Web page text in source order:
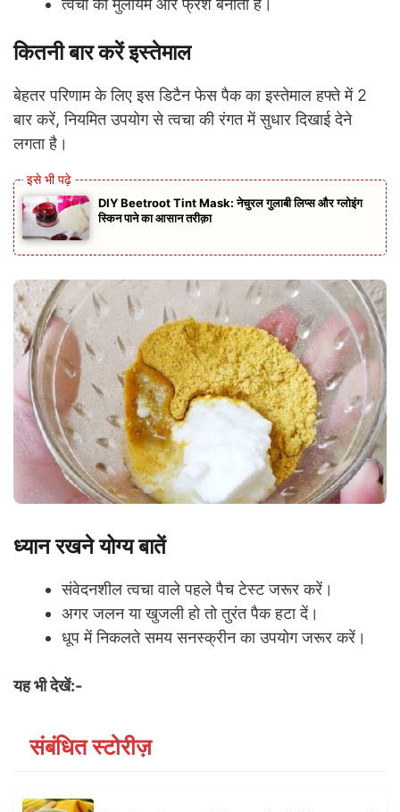
त्वचा को मुलायम और फ्रेश बनाता है।
कितनी बार करें इस्तेमाल
बेहतर परिणाम के लिए इस डिटैन फेस पैक का इस्तेमाल हफ्ते में 2
बार करें, नियमित उपयोग से त्वचा की रंगत में सुधार दिखाई देने
लगता है।
DIY Beetroot Tint Mask: नेचुरल गुलाबी लिप्स और ग्लोइंग
स्किन पाने का आसान तरीक़ा
ध्यान रखने योग्य बातें
संवेदनशील त्वचा वाले पहले पैच टेस्ट जरूर करें।
अगर जलन या खुजली हो तो तुरंत पैक हटा दें।
धूप में निकलते समय सनस्क्रीन का उपयोग जरूर करें।
यह भी देखें:-
संबंधित स्टोरीज़